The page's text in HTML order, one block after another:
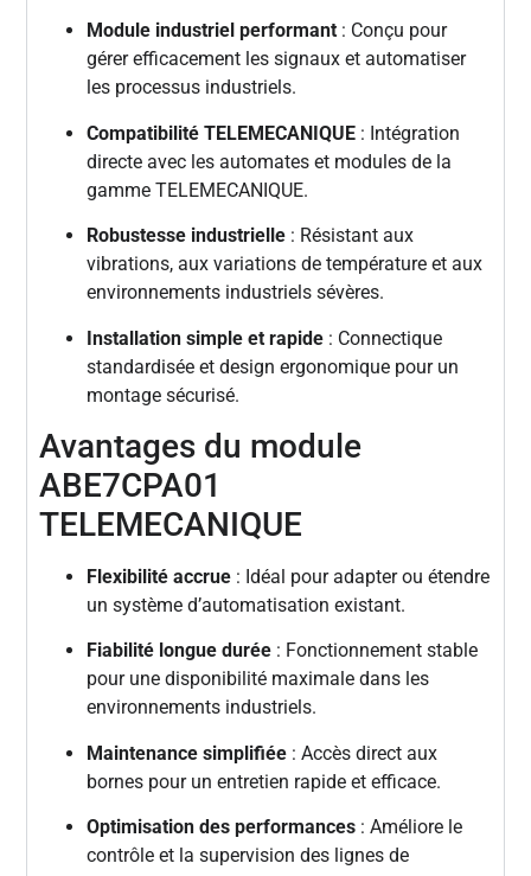
Module industriel performant : Conçu pour
gérer efficacement les signaux et automatiser
les processus industriels.
Compatibilité TELEMECANIQUE : Intégration
directe avec les automates et modules de la
gamme TELEMECANIQUE.
Robustesse industrielle : Résistant aux
vibrations, aux variations de température et aux
environnements industriels sévères.
Installation simple et rapide : Connectique
standardisée et design ergonomique pour un
montage sécurisé.
Avantages du module
ABE7CPA01
TELEMECANIQUE
Flexibilité accrue : Idéal pour adapter ou étendre
un système d’automatisation existant.
Fiabilité longue durée : Fonctionnement stable
pour une disponibilité maximale dans les
environnements industriels.
Maintenance simplifiée : Accès direct aux
bornes pour un entretien rapide et efficace.
Optimisation des performances : Améliore le
contrôle et la supervision des lignes de